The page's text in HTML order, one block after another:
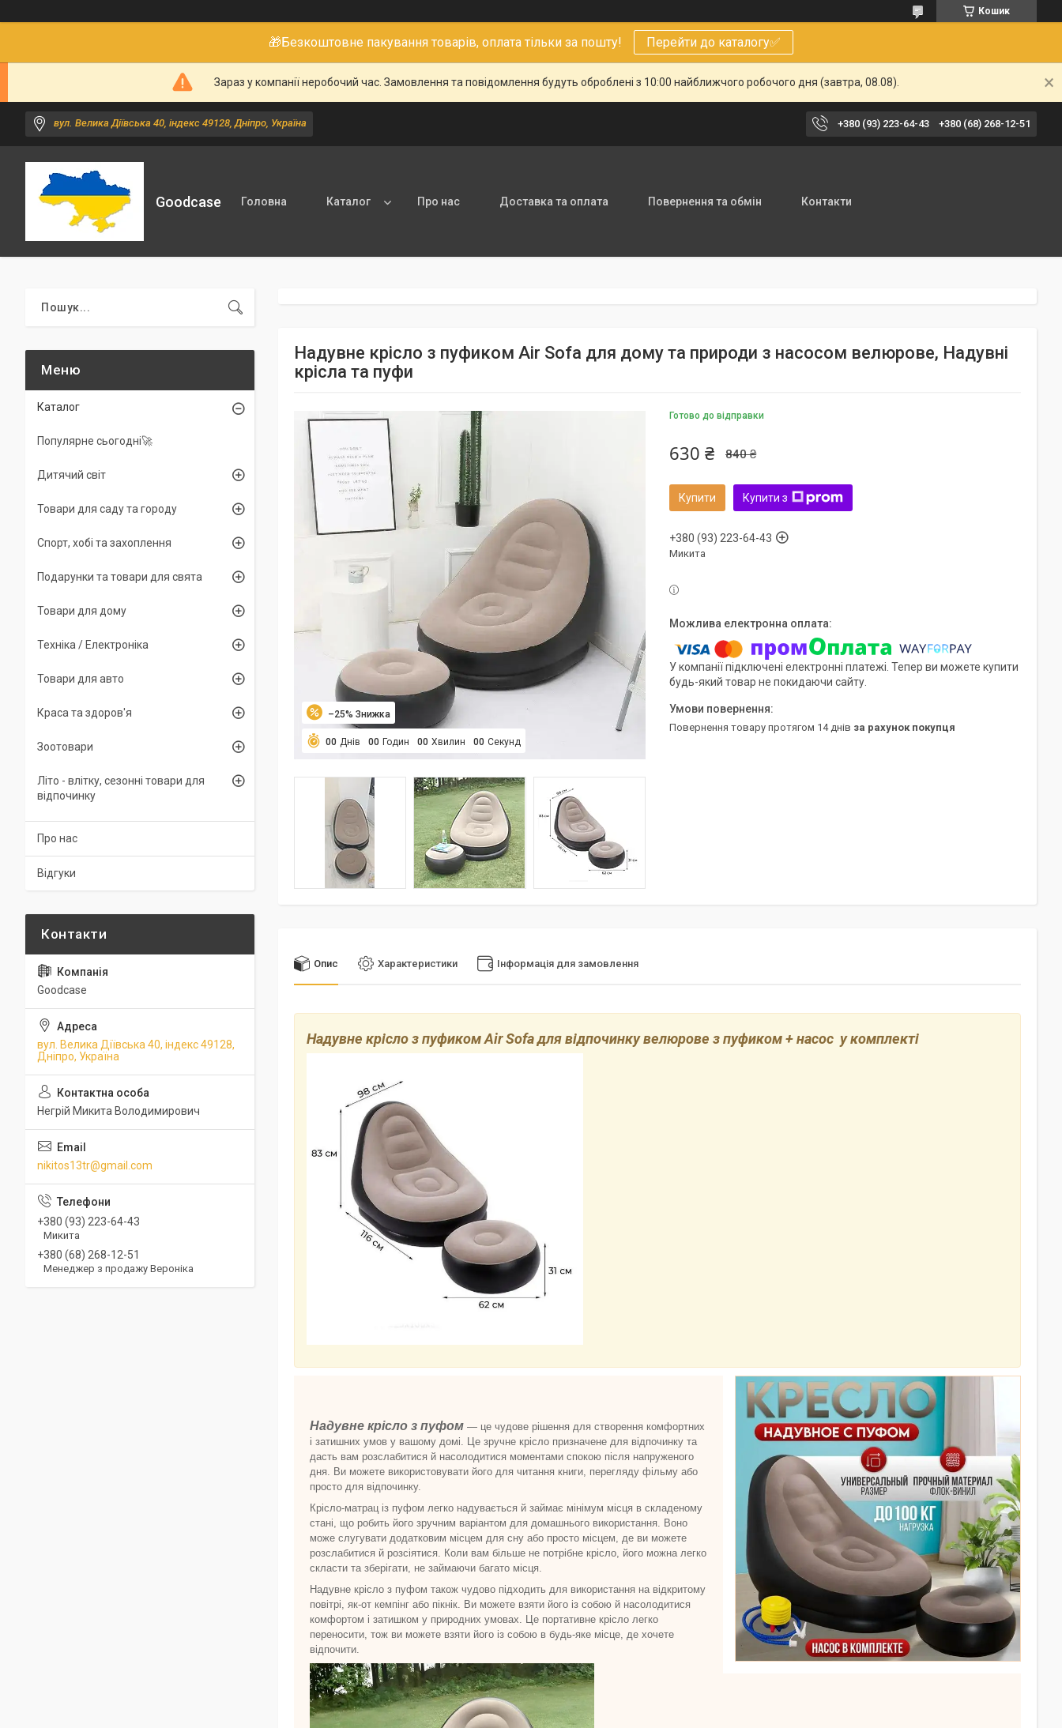
Кошик
🎁Безкоштовне пакування товарів, оплата тільки за пошту! Перейти до каталогу✅
Зараз у компанії неробочий час. Замовлення та повідомлення будуть оброблені з 10:00 найближчого робочого дня (завтра, 08.08).
вул. Велика Діївська 40, індекс 49128, Дніпро, Україна +380 (93) 223-64-43 +380 (68) 268-12-51
Goodcase Головна Каталог Про нас Доставка та оплата Повернення та обмін Контакти
Надувне крісло з пуфиком Air Sofa для дому та природи з насосом велюрове, Надувні
крісла та пуфи
–25%
00 Днів 00 Годин 00 Хвилин 00 Секунд
Готово до відправки
840 ₴
630 ₴
Купити Купити з
+380 (93) 223-64-43
Микита
У компанії підключені електронні платежі. Тепер ви можете купити
будь-який товар не покидаючи сайту.
повернення товару протягом 14 днів за рахунок покупця
Опис Характеристики Інформація для замовлення
Надувне крісло з пуфиком Air Sofa для відпочинку велюрове з пуфиком + насос у комплекті
Надувне крісло з пуфом — це чудове рішення для створення комфортних
і затишних умов у вашому домі. Це зручне крісло призначене для відпочинку та
дасть вам розслабитися й насолодитися моментами спокою після напруженого
дня. Ви можете використовувати його для читання книги, перегляду фільму або
просто для відпочинку.
Крісло-матрац із пуфом легко надувається й займає мінімум місця в складеному
стані, що робить його зручним варіантом для домашнього використання. Воно
може слугувати додатковим місцем для сну або просто місцем, де ви можете
розслабитися й розсіятися. Коли вам більше не потрібне крісло, його можна легко
скласти та зберігати, не займаючи багато місця.
Надувне крісло з пуфом також чудово підходить для використання на відкритому
повітрі, як-от кемпінг або пікнік. Ви можете взяти його із собою й насолодитися
комфортом і затишком у природних умовах. Це портативне крісло легко
переносити, тож ви можете взяти його із собою в будь-яке місце, де хочете
відпочити.
Каталог
Популярне сьогодні🚀
Дитячий світ
Товари для саду та городу
Спорт, хобі та захоплення
Подарунки та товари для свята
Товари для дому
Техніка / Електроніка
Товари для авто
Краса та здоров'я
Зоотовари
Літо - влітку, сезонні товари для
відпочинку
Про нас
Відгуки
Goodcase
вул. Велика Діївська 40, індекс 49128,
Дніпро, Україна
Негрій Микита Володимирович
nikitos13tr@gmail.com
+380 (93) 223-64-43
Микита
+380 (68) 268-12-51
Менеджер з продажу Вероніка